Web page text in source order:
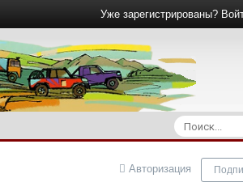
Уже зарегистрированы?
Авторизация